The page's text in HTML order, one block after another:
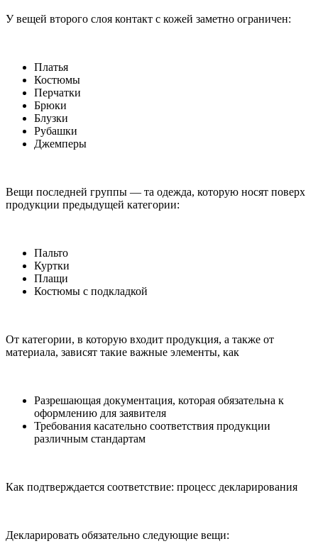
У вещей второго слоя контакт с кожей заметно ограничен:
Платья
Костюмы
Перчатки
Брюки
Блузки
Рубашки
Джемперы
Вещи последней группы — та одежда, которую носят поверх
продукции предыдущей категории:
Пальто
Куртки
Плащи
Костюмы с подкладкой
От категории, в которую входит продукция, а также от
материала, зависят такие важные элементы, как
Разрешающая документация, которая обязательна к
оформлению для заявителя
Требования касательно соответствия продукции
различным стандартам
Как подтверждается соответствие: процесс декларирования
Декларировать обязательно следующие вещи: